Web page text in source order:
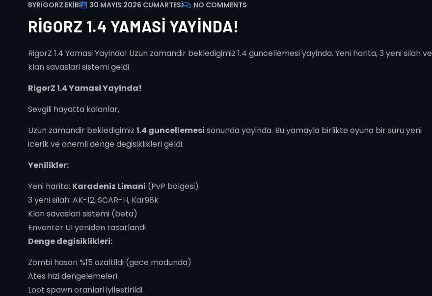
BYRIGORZ EKIBI 30 MAYIS 2026 CUMARTESI NO COMMENTS
RIGORZ 1.4 YAMASI YAYINDA!
RigorZ 1.4 Yamasi Yayinda! Uzun zamandir bekledigimiz 1.4 guncellemesi yayinda. Yeni harita, 3 yeni silah ve
klan savaslari sistemi geldi.
RigorZ 1.4 Yamasi Yayinda!
Sevgili hayatta kalanlar,
Uzun zamandir bekledigimiz 1.4 guncellemesi sonunda yayinda. Bu yamayla birlikte oyuna bir suru yeni
icerik ve onemli denge degisiklikleri geldi.
Yenilikler:
Yeni harita: Karadeniz Limani (PvP bolgesi)
3 yeni silah: AK-12, SCAR-H, Kar98k
Klan savaslari sistemi (beta)
Envanter UI yeniden tasarlandi
Denge degisiklikleri:
Zombi hasari %15 azaltildi (gece modunda)
Ates hizi dengelemeleri
Loot spawn oranlari iyilestirildi